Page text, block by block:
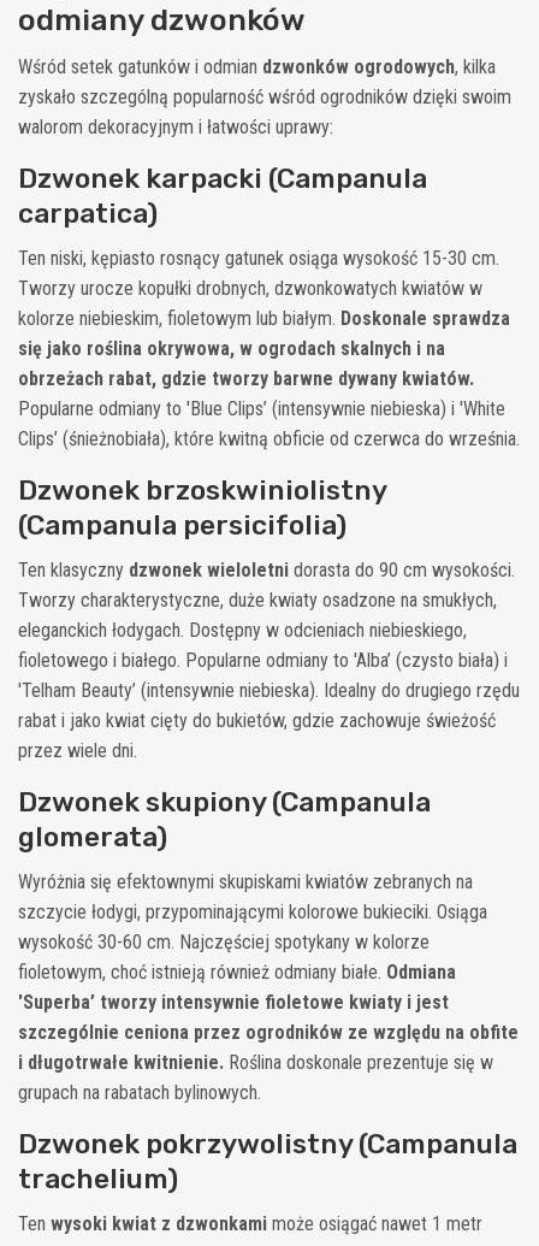
odmiany dzwonków
Wśród setek gatunków i odmian dzwonków ogrodowych, kilka
zyskało szczególną popularność wśród ogrodników dzięki swoim
walorom dekoracyjnym i łatwości uprawy:
Dzwonek karpacki (Campanula
carpatica)
Ten niski, kępiasto rosnący gatunek osiąga wysokość 15-30 cm.
Tworzy urocze kopułki drobnych, dzwonkowatych kwiatów w
kolorze niebieskim, fioletowym lub białym. Doskonale sprawdza
się jako roślina okrywowa, w ogrodach skalnych i na
obrzeżach rabat, gdzie tworzy barwne dywany kwiatów.
Popularne odmiany to 'Blue Clips’ (intensywnie niebieska) i 'White
Clips’ (śnieżnobiała), które kwitną obficie od czerwca do września.
Dzwonek brzoskwiniolistny
(Campanula persicifolia)
Ten klasyczny dzwonek wieloletni dorasta do 90 cm wysokości.
Tworzy charakterystyczne, duże kwiaty osadzone na smukłych,
eleganckich łodygach. Dostępny w odcieniach niebieskiego,
fioletowego i białego. Popularne odmiany to 'Alba’ (czysto biała) i
'Telham Beauty’ (intensywnie niebieska). Idealny do drugiego rzędu
rabat i jako kwiat cięty do bukietów, gdzie zachowuje świeżość
przez wiele dni.
Dzwonek skupiony (Campanula
glomerata)
Wyróżnia się efektownymi skupiskami kwiatów zebranych na
szczycie łodygi, przypominającymi kolorowe bukieciki. Osiąga
wysokość 30-60 cm. Najczęściej spotykany w kolorze
fioletowym, choć istnieją również odmiany białe. Odmiana
'Superba’ tworzy intensywnie fioletowe kwiaty i jest
szczególnie ceniona przez ogrodników ze względu na obfite
i długotrwałe kwitnienie. Roślina doskonale prezentuje się w
grupach na rabatach bylinowych.
Dzwonek pokrzywolistny (Campanula
trachelium)
Ten wysoki kwiat z dzwonkami może osiągać nawet 1 metr